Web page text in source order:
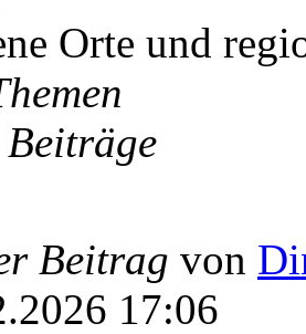
Orte und
Beiträge
Beitrag von
17:06